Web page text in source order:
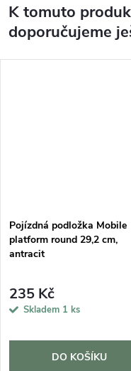
K tomuto
doporučujeme
Pojízdná podložka Mobile
platform round 29,2 cm,
antracit
235 Kč
Skladem 1 ks
DO KOŠÍKU